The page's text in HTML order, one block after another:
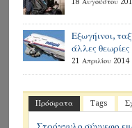
18 Αυγούστου
Εξωγήινοι,
άλλες
21 Απριλίου 2014
Πρόσφατα Tags